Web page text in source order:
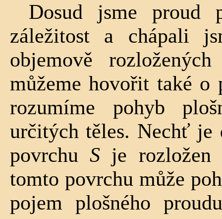
Dosud jsme proud
záležitost a chápali
objemově
můžeme hovořit také o
rozumíme pohyb
určitých těles. Nechť je
povrchuS je rozlo­žen
tomto povrchu může
pojem plošného